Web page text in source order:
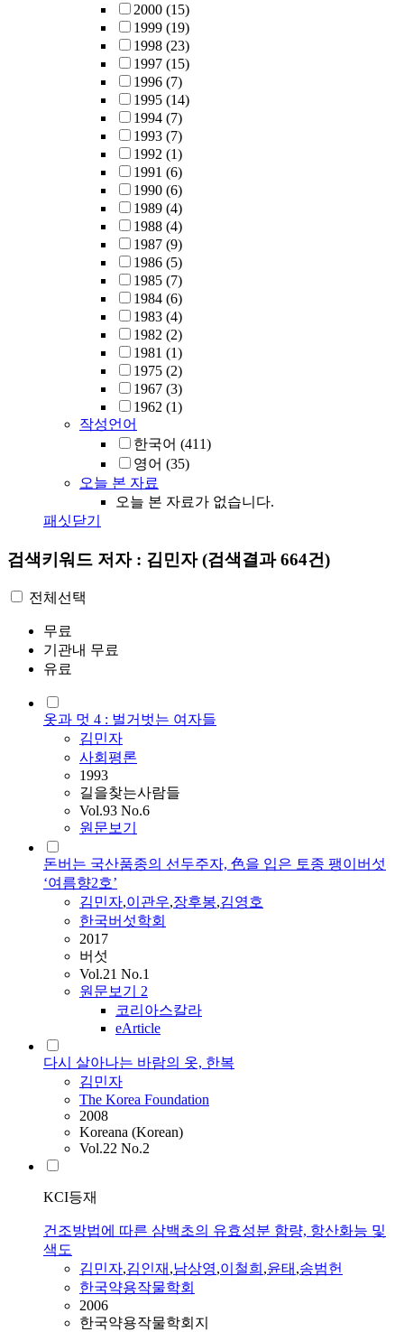
2000 (15)
1999 (19)
1998 (23)
1997 (15)
1996 (7)
1995 (14)
1994 (7)
1993 (7)
1992 (1)
1991 (6)
1990 (6)
1989 (4)
1988 (4)
1987 (9)
1986 (5)
1985 (7)
1984 (6)
1983 (4)
1982 (2)
1981 (1)
1975 (2)
1967 (3)
1962 (1)
작성언어
한국어 (411)
영어 (35)
오늘 본 자료
오늘 본 자료가 없습니다.
패싯닫기
검색키워드 저자 : 김민자(검색결과 664건)
전체선택
무료
기관내 무료
유료
옷과 멋 4 : 벌거벗는 여자들
김민자
사회평론
1993
길을찾는사람들
Vol.93 No.6
원문보기
돈버는 국산품종의 선두주자, 色을 입은 토종 팽이버섯
‘여름향2호’
김민자,이관우,장후봉,김영호
한국버섯학회
2017
버섯
Vol.21 No.1
원문보기 2
코리아스칼라
eArticle
다시 살아나는 바람의 옷, 한복
김민자
The Korea Foundation
2008
Koreana (Korean)
Vol.22 No.2
KCI등재
건조방법에 따른 삼백초의 유효성분 함량, 항산화능 및
색도
김민자,김인재 ,남상영,이철희 ,윤태 ,송범헌
한국약용작물학회
2006
한국약용작물학회지